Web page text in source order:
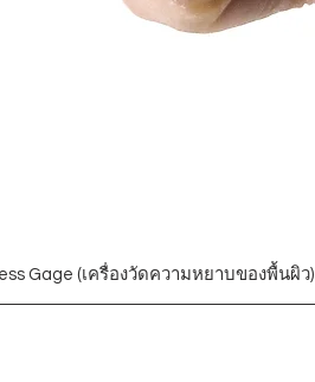
Gage (เครื่องวัดความหยาบของพื้นผิว)